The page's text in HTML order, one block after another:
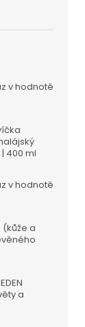
v hodnotě
400 ml
v hodnotě
(kůže a
a